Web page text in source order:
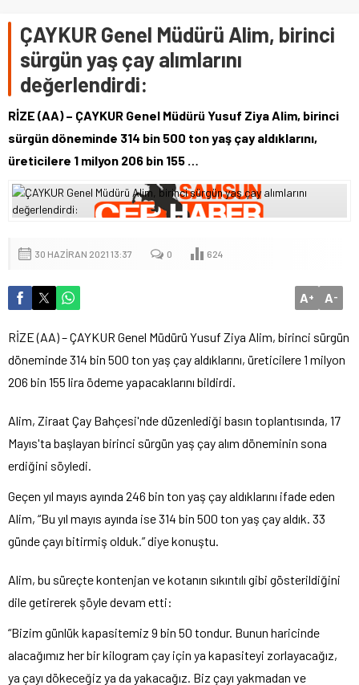
ÇAYKUR Genel Müdürü Alim, birinci
sürgün yaş çay alımlarını
değerlendirdi:
RİZE (AA) – ÇAYKUR Genel Müdürü Yusuf Ziya Alim, birinci
sürgün döneminde 314 bin 500 ton yaş çay aldıklarını,
üreticilere 1 milyon 206 bin 155 …
30 HAZIRAN 2021 13:37 0 624
A+ A-
RİZE (AA) – ÇAYKUR Genel Müdürü Yusuf Ziya Alim, birinci sürgün
döneminde 314 bin 500 ton yaş çay aldıklarını, üreticilere 1 milyon
206 bin 155 lira ödeme yapacaklarını bildirdi.
Alim, Ziraat Çay Bahçesi'nde düzenlediği basın toplantısında, 17
Mayıs'ta başlayan birinci sürgün yaş çay alım döneminin sona
erdiğini söyledi.
Geçen yıl mayıs ayında 246 bin ton yaş çay aldıklarını ifade eden
Alim, “Bu yıl mayıs ayında ise 314 bin 500 ton yaş çay aldık. 33
günde çayı bitirmiş olduk.” diye konuştu.
Alim, bu süreçte kontenjan ve kotanın sıkıntılı gibi gösterildiğini
dile getirerek şöyle devam etti:
“Bizim günlük kapasitemiz 9 bin 50 tondur. Bunun haricinde
alacağımız her bir kilogram çay için ya kapasiteyi zorlayacağız,
ya çayı dökeceğiz ya da yakacağız. Biz çayı yakmadan ve